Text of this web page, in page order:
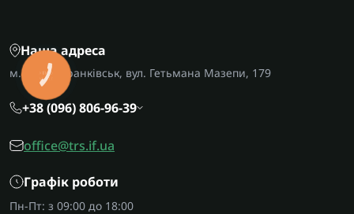
Наша адреса
м. Івано-Франківськ, вул. Гетьмана Мазепи, 179
+38 (096) 806-96-39
office@trs.if.ua
Графік роботи
Пн-Пт: з 09:00 до 18:00
КНОПКА
ЗВ'ЯЗКУ